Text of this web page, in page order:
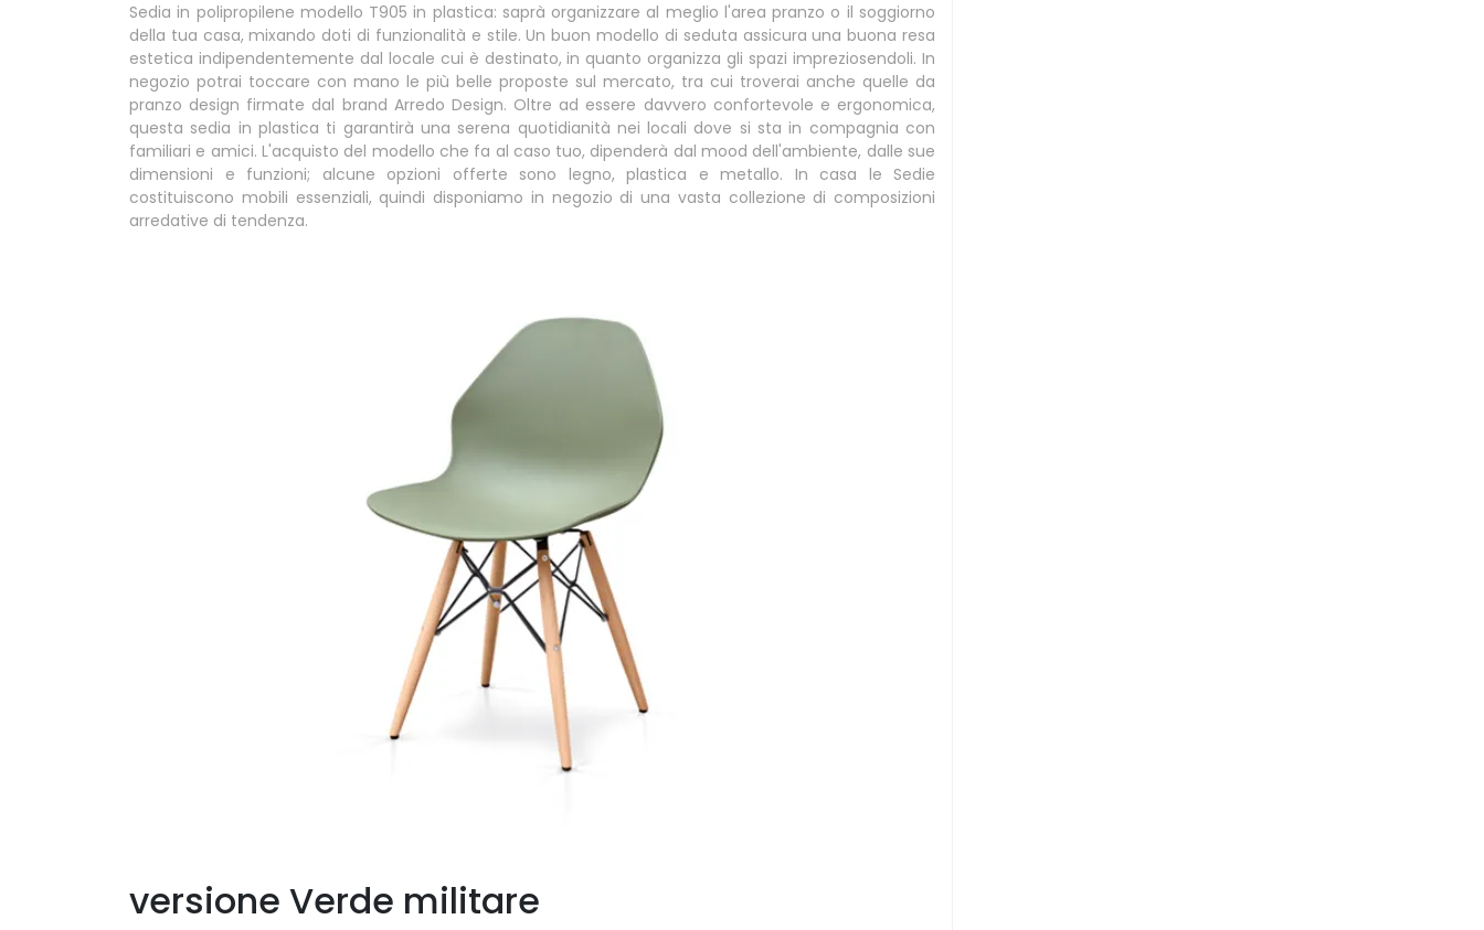
Sedia in polipropilene modello T905 in plastica: saprà organizzare al meglio l'area pranzo o il soggiorno
della tua casa, mixando doti di funzionalità e stile. Un buon modello di seduta assicura una buona resa
estetica indipendentemente dal locale cui è destinato, in quanto organizza gli spazi impreziosendoli. In
negozio potrai toccare con mano le più belle proposte sul mercato, tra cui troverai anche quelle da
pranzo design firmate dal brand Arredo Design. Oltre ad essere davvero confortevole e ergonomica,
questa sedia in plastica ti garantirà una serena quotidianità nei locali dove si sta in compagnia con
familiari e amici. L'acquisto del modello che fa al caso tuo, dipenderà dal mood dell'ambiente, dalle sue
dimensioni e funzioni; alcune opzioni offerte sono legno, plastica e metallo. In casa le Sedie
costituiscono mobili essenziali, quindi disponiamo in negozio di una vasta collezione di composizioni
arredative di tendenza.
versione Verde militare